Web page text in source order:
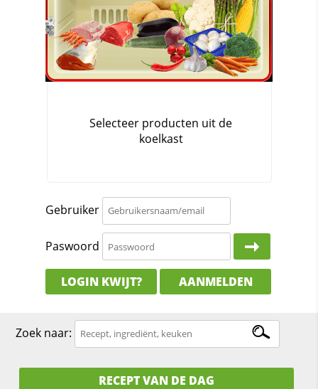
Gebruiker
Paswoord
LOGIN KWIJT? AANMELDEN
Zoek naar:
RECEPT VAN DE DAG